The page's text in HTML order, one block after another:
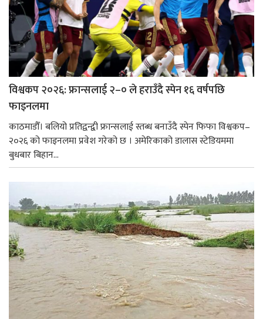
विश्वकप २०२६: फ्रान्सलाई २–० ले हराउँदै स्पेन १६ वर्षपछि
फाइनलमा
काठमाडौँ। बलियो प्रतिद्वन्द्वी फ्रान्सलाई स्तब्ध बनाउँदै स्पेन फिफा विश्वकप–
२०२६ को फाइनलमा प्रवेश गरेको छ । अमेरिकाको डालास स्टेडियममा
बुधबार बिहान...